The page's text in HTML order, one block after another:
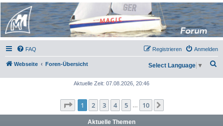
Micro Magic Forum
Deutschland
FAQ Anmelden
Registrieren
Webseite Foren-Übersicht Select Language ▼
Aktuelle Zeit: 07.08.2026, 20:46
Seite 1von 10
1 2 3 4 5 10
Aktuelle Themen